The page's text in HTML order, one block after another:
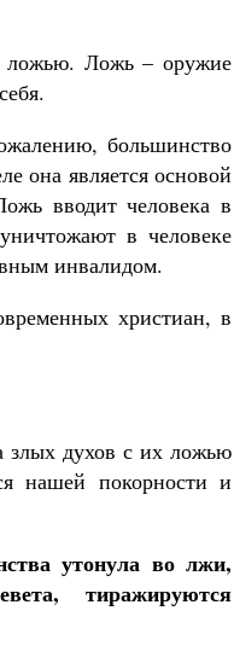
ложью. Ложь – оружие
большинство
она является основой
вводит человека в
в человеке
инвалидом.
христиан, в
злых духов с их ложью
нашей покорности и
утонула во лжи,
тиражируются